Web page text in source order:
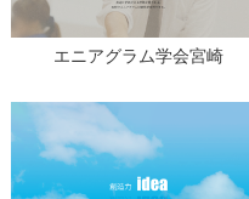
エニアグラム学会宮崎